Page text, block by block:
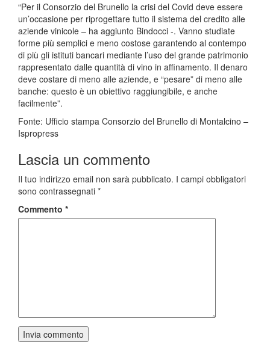
“Per il Consorzio del Brunello la crisi del Covid deve essere
un’occasione per riprogettare tutto il sistema del credito alle
aziende vinicole – ha aggiunto Bindocci -. Vanno studiate
forme più semplici e meno costose garantendo al contempo
di più gli istituti bancari mediante l’uso del grande patrimonio
rappresentato dalle quantità di vino in affinamento. Il denaro
deve costare di meno alle aziende, e “pesare” di meno alle
banche: questo è un obiettivo raggiungibile, e anche
facilmente”.
Fonte: Ufficio stampa Consorzio del Brunello di Montalcino –
Ispropress
Lascia un commento
Il tuo indirizzo email non sarà pubblicato. I campi obbligatori
sono contrassegnati *
Commento *